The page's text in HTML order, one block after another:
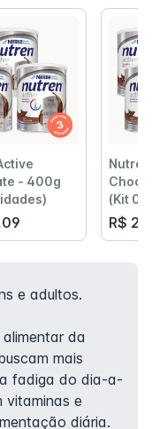
- 400g
(Kit
R$
e adultos.
da
mais
fadiga do dia-a-
vitaminas e
diária.